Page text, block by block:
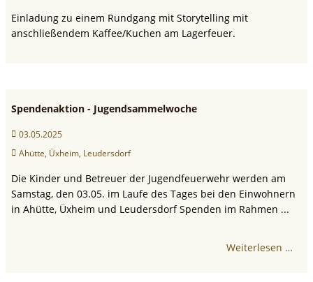
Einladung zu einem Rundgang mit Storytelling mit
anschließendem Kaffee/Kuchen am Lagerfeuer.
Spendenaktion - Jugendsammelwoche
03.05.2025
Ahütte, Üxheim, Leudersdorf
Die Kinder und Betreuer der Jugendfeuerwehr werden am
Samstag, den 03.05. im Laufe des Tages bei den Einwohnern
in Ahütte, Üxheim und Leudersdorf Spenden im Rahmen ...
Weiterlesen …